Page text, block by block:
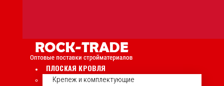
ПЛОСКАЯ КРОВЛЯ
Крепеж и комплектующие